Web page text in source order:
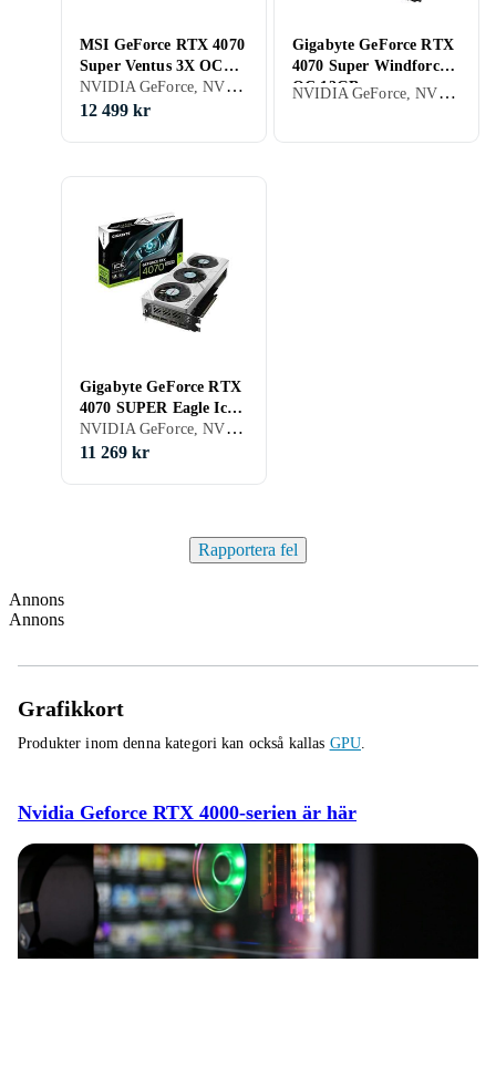
MSI GeForce RTX 4070
Super Ventus 3X OC
12GB
NVIDIA GeForce, NVIDIA GeForce RTX 4070 Super, 12GB, GDDR6X, Gaming
12 499 kr
Gigabyte GeForce RTX
4070 Super Windforce
OC 12GB
NVIDIA GeForce, NVIDIA GeForce RTX 4070 Super, 12GB, GDDR6X, Gaming
Gigabyte GeForce RTX
4070 SUPER Eagle Ice
OC 12GB
NVIDIA GeForce, NVIDIA GeForce RTX 4070 Super, 12GB, GDDR6X, Gaming
11 269 kr
Rapportera fel
Annons
Annons
Grafikkort
Produkter inom denna kategori kan också kallas GPU.
Nvidia Geforce RTX 4000-serien är här